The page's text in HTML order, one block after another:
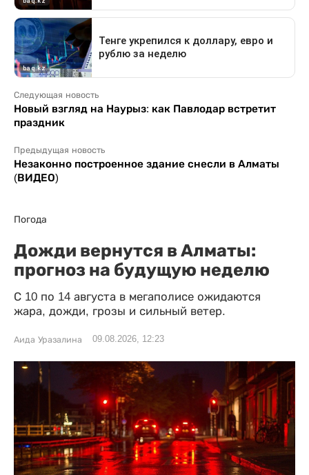
Следующая новость
Новый взгляд на Наурыз: как Павлодар встретит
праздник
Предыдущая новость
Незаконно построенное здание снесли в Алматы
(ВИДЕО)
Погода
Дожди вернутся в Алматы:
прогноз на будущую неделю
С 10 по 14 августа в мегаполисе ожидаются
жара, дожди, грозы и сильный ветер.
Аида Уразалина 09.08.2026, 12:23